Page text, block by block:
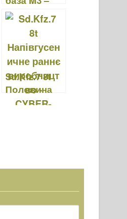
прогулянка
навколо
Sd.Kfz.7 8t
Половина
треку раннє